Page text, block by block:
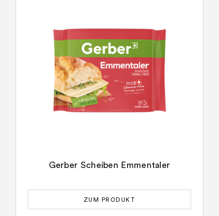
Gerber Scheiben Emmentaler
ZUM PRODUKT